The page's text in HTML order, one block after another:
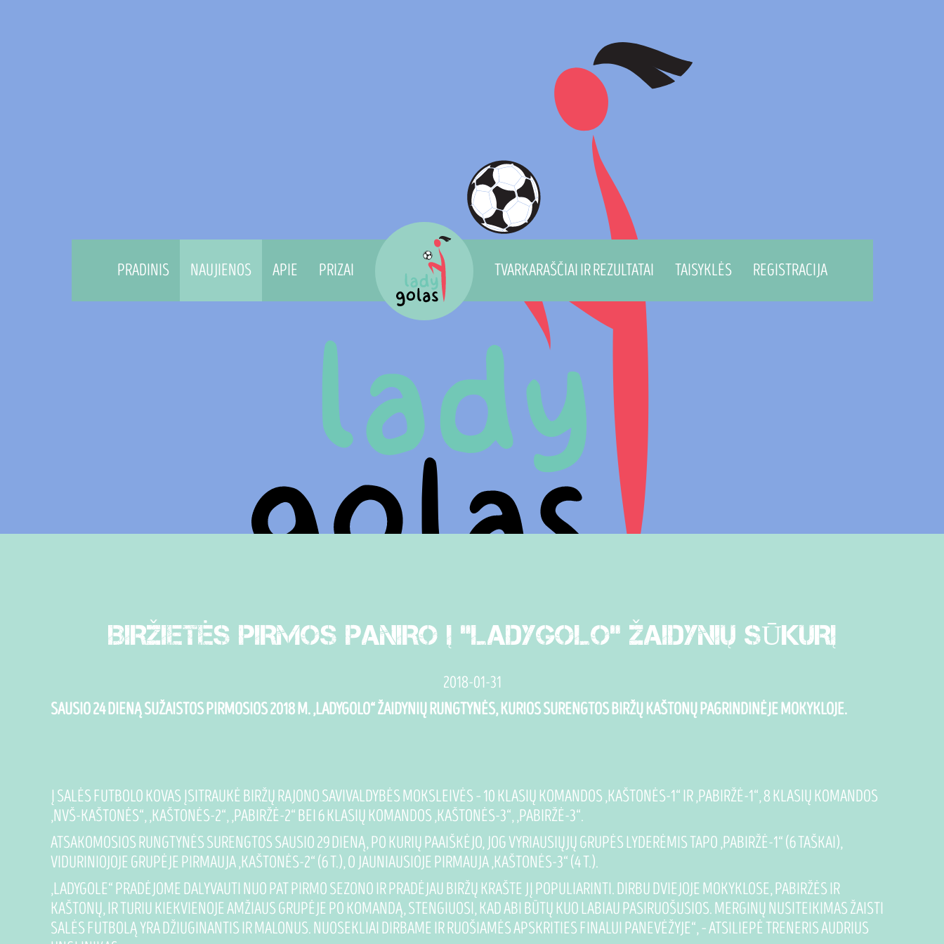
PRADINIS NAUJIENOS APIE PRIZAI
WW
TVARKARAŠČIAI IR REZULTATAI
TAISYKLĖS REGISTRACIJA
BIRŽIETĖS PIRMOS PANIRO Į "LADYGOLO" ŽAIDYNIŲ SŪKURĮ
2018-01-31
SAUSIO 24 DIENĄ SUŽAISTOS PIRMOSIOS 2018 M. „LADYGOLO“ ŽAIDYNIŲ RUNGTYNĖS, KURIOS SURENGTOS BIRŽŲ KAŠTONŲ PAGRINDINĖJE MOKYKLOJE.
Į SALĖS FUTBOLO KOVAS ĮSITRAUKĖ BIRŽŲ RAJONO SAVIVALDYBĖS MOKSLEIVĖS – 10 KLASIŲ KOMANDOS „KAŠTONĖS-1“ IR „PABIRŽĖ-1“, 8 KLASIŲ KOMANDOS
„NVŠ-KAŠTONĖS“, „KAŠTONĖS-2“, „PABIRŽĖ-2“ BEI 6 KLASIŲ KOMANDOS „KAŠTONĖS-3“, „PABIRŽĖ-3“.
ATSAKOMOSIOS RUNGTYNĖS SURENGTOS SAUSIO 29 DIENĄ, PO KURIŲ PAAIŠKĖJO, JOG VYRIAUSIŲJŲ GRUPĖS LYDERĖMIS TAPO „PABIRŽĖ-1“ (6 TAŠKAI),
VIDURINIOJOJE GRUPĖJE PIRMAUJA „KAŠTONĖS-2“ (6 T.), O JAUNIAUSIOJE PIRMAUJA „KAŠTONĖS-3“ (4 T.).
„LADYGOLE“ PRADĖJOME DALYVAUTI NUO PAT PIRMO SEZONO IR PRADĖJAU BIRŽŲ KRAŠTE JĮ POPULIARINTI. DIRBU DVIEJOJE MOKYKLOSE, PABIRŽĖS IR
KAŠTONŲ, IR TURIU KIEKVIENOJE AMŽIAUS GRUPĖJE PO KOMANDĄ, STENGIUOSI, KAD ABI BŪTŲ KUO LABIAU PASIRUOŠUSIOS. MERGINŲ NUSITEIKIMAS ŽAISTI
SALĖS FUTBOLĄ YRA DŽIUGINANTIS IR MALONUS. NUOSEKLIAI DIRBAME IR RUOŠIAMĖS APSKRITIES FINALUI PANEVĖŽYJE“, – ATSILIEPĖ TRENERIS AUDRIUS